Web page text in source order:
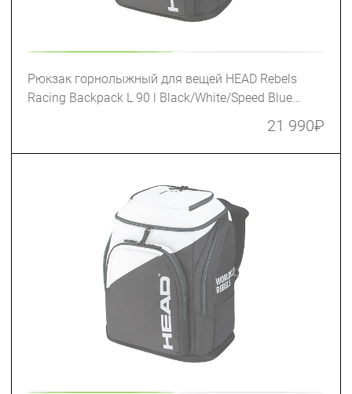
Рюкзак горнолыжный для вещей HEAD Rebels
Racing Backpack L 90 l Black/White/Speed Blue
21 990₽